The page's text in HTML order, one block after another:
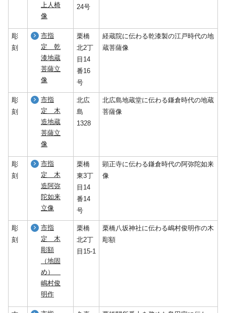
上人椅
像
24号
彫
刻
市指
定 乾
漆地蔵
菩薩立
像
栗橋
北2丁
目14
番16
号
経蔵院に伝わる乾漆製の江戸時代の地
蔵菩薩像
彫
刻
市指
定 木
造地蔵
菩薩立
像
北広
島
1328
北広島地蔵堂に伝わる鎌倉時代の地蔵
菩薩像
彫
刻
市指
定 木
造阿弥
陀如来
立像
栗橋
東3丁
目14
番14
号
顕正寺に伝わる鎌倉時代の阿弥陀如来
像
彫
刻
市指
定 木
彫額
（地固
め）
嶋村俊
明作
栗橋
北2丁
目15-1
栗橋八坂神社に伝わる嶋村俊明作の木
彫額